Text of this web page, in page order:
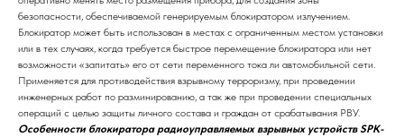
безопасности, обеспечиваемой генерируемым блокиратором излучением.
Блокиратор может быть использован в местах с ограниченным местом установки
или в тех случаях, когда требуется быстрое перемещение блокиратора или нет
возможности «запитать» его от сети переменного тока ли автомобильной сети.
Применяется для противодействия взрывному терроризму, при проведении
инженерных работ по разминированию, а так же при проведении специальных
операций с целью защиты личного состава и граждан от срабатывания РВУ.
Особенности блокиратора радиоуправляемых взрывных устройств SPK-